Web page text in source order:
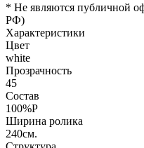
* Не являются публичной
РФ)
Характеристики
Цвет
white
Прозрачность
45
Состав
100%P
Ширина ролика
240см.